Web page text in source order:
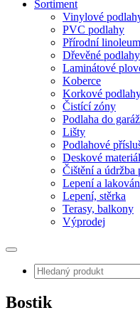
Sortiment
Vinylové
PVC podlahy
Přírodní linoleum
Dřevěné podlahy
Laminátové
Koberce
Korkové
Čistící zóny
Podlaha do
Lišty
Podlahové
Deskové
Čištění a údržba
Lepení a
Lepení, stěrka
Terasy, balkony
Výprodej
Bostik